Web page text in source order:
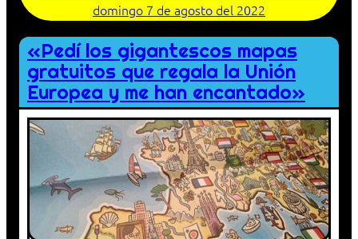
domingo 7 de agosto del 2022
«Pedí los gigantescos mapas
gratuitos que regala la Unión
Europea y me han encantado»